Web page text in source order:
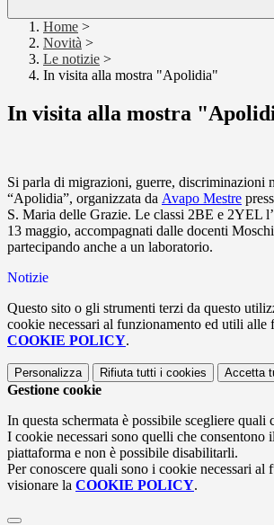
Home >
Novità >
Le notizie >
In visita alla mostra "Apolidia"
In visita alla mostra
Si parla di migrazioni, guerre, discriminazioni
“Apolidia”, organizzata da Avapo Mestre
S. Maria delle Grazie. Le classi 2BE e 2YEL
13 maggio, accompagnati dalle docenti
partecipando anche a un laboratorio.
Notizie
Questo sito o gli strumenti terzi da questo
cookie necessari al funzionamento ed utili alle
COOKIE POLICY.
Personalizza Rifiuta tutti i cookies Accetta
Gestione cookie
In questa schermata è possibile scegliere quali
I cookie necessari sono quelli che consentono
piattaforma e non è possibile disabilitarli.
Per conoscere quali sono i cookie necessari al
visionare la COOKIE POLICY.